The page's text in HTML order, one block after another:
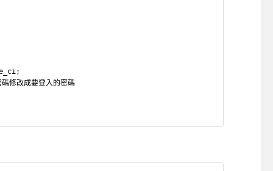
修改成要登入的密碼